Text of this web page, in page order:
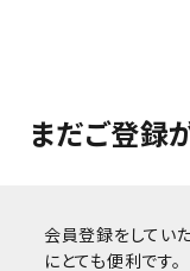
まだご登録
会員登録をしてい
にとても便利です。